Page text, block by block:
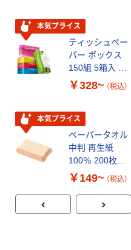
本気プライス
ティッシュペー
パー ボックス
150組 5箱入 ア
スクル スマート
証
￥328~ （税込）
本気プライス
ペーパータオル
中判 再生紙
100％ 200枚
FSC認証 シング
企画 オリジナル
￥149~ （税込）